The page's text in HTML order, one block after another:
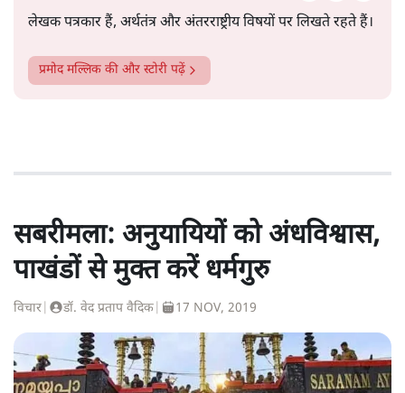
लेखक पत्रकार हैं, अर्थतंत्र और अंतरराष्ट्रीय विषयों पर लिखते रहते हैं।
प्रमोद मल्लिक की और स्टोरी पढ़ें
सबरीमला: अनुयायियों को अंधविश्वास,
पाखंडों से मुक्त करें धर्मगुरु
विचार डॉ. वेद प्रताप वैदिक 17 NOV, 2019